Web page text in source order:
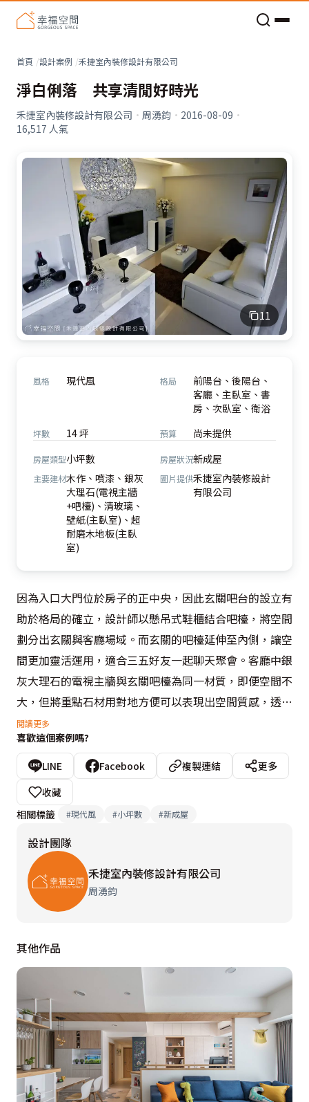
首頁 設計案例 禾捷室內裝修設計有限公司
淨白俐落 共享清閒好時光
禾捷室內裝修設計有限公司 · 周湧鈞 · 2016-08-09 ·
16,517 人氣
11
風格 現代風 格局
前陽台、後陽台、
客廳、主臥室、書
房、次臥室、衛浴
坪數 14 坪 預算 尚未提供
房屋類型小坪數 房屋狀況新成屋
主要建材木作、噴漆、銀灰
大理石(電視主牆
+吧檯)、清玻璃、
壁紙(主臥室)、超
耐磨木地板(主臥
室)
圖片提供禾捷室內裝修設計
有限公司
因為入口大門位於房子的正中央，因此玄關吧台的設立有
助於格局的確立，設計師以懸吊式鞋櫃結合吧檯，將空間
劃分出玄關與客廳場域。而玄關的吧檯延伸至內側，讓空
間更加靈活運用，適合三五好友一起聊天聚會。客廳中銀
灰大理石的電視主牆與玄關吧檯為同一材質，即便空間不
大，但將重點石材用對地方便可以表現出空間質感，透過
禾捷設計師的有效規畫讓挑高4米的14坪空間放大空間視
感。
閱讀更多
喜歡這個案例嗎?
LINE Facebook 複製連結
更多
收藏
相關標籤
#現代風 #小坪數 #新成屋
設計團隊
禾捷室內裝修設計有限公司
周湧鈞
其他作品